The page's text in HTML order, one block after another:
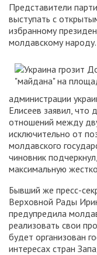
Представители
выступать с
избранному
молдавскому народу.
администрации
Елисеев заявил, что
отношений между
исключительно от
молдавского
чиновник
максимальную
Бывший же пресс-
Верховной Рады
предупредила
реализовать свои
будет организован
интересах стран